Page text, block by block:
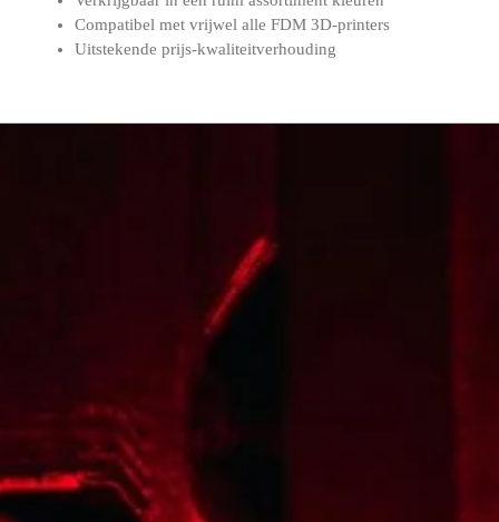
Compatibel met vrijwel alle FDM 3D-printers
Uitstekende prijs-kwaliteitverhouding